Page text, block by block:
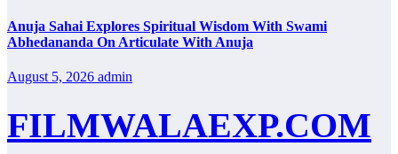
Anuja Sahai Explores Spiritual Wisdom With Swami
Abhedananda On Articulate With Anuja
August 5, 2026 admin
FILMWALAEXP.COM